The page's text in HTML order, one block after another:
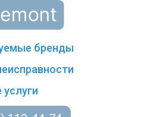
бренды
услуги